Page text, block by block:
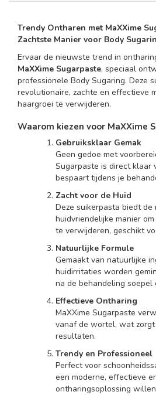
Trendy Ontharen met MaXXime
Zachtste Manier voor Body
Ervaar de nieuwste trend in
MaXXime Sugarpaste, speciaal
professionele Body Sugaring. Deze
revolutionaire, zachte en effectieve
haargroei te verwijderen.
Waarom kiezen voor MaXXime
Gebruiksklaar Gemak
Geen gedoe met
Sugarpaste is direct klaar
bespaart tijdens je
Zacht voor de Huid
Deze suikerpasta biedt de
huidvriendelijke manier
te verwijderen, geschikt
Natuurlijke Formule
Gemaakt van natuurlijke
huidirritaties worden
na de behandeling soepel
Effectieve Ontharing
MaXXime Sugarpaste
vanaf de wortel, wat
resultaten.
Trendy en Professioneel
Perfect voor
een moderne, effectieve
ontharingsoplossing